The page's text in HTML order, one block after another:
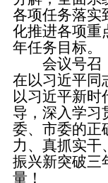
各项任务落实
化推进各项重
年任务目标。
会议号召，
在以习近平同
以习近平新时
导，深入学习
委、市委的正
力、真抓实干
振兴新突破三
量！